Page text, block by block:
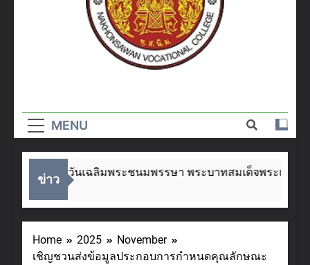
อาชีวศึกษา
นครสวรรค์
MENU
ข่าว
งในโอกาสวันเฉลิมพระชนมพรรษา พระบาทสมเด็จพระเจ้าอยู่
Home 2025
November
เชิญชวนส่งข้อมูลประกอบการกำหนดคุณลักษณะ